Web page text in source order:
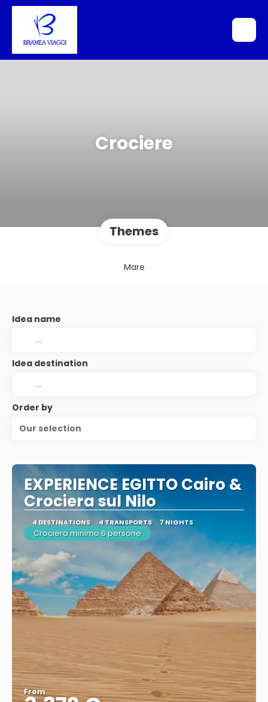
Crociere
Themes
Mare
Idea name
Idea destination
Order by
Our selection
EXPERIENCE EGITTO Cairo &
Crociera sul Nilo
4 DESTINATIONS 4 TRANSPORTS 7 NIGHTS
Crociera minimo 6 persone
From